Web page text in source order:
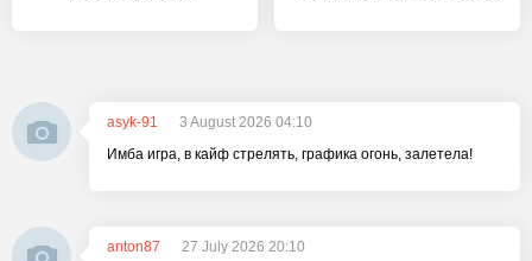
asyk-91
3 August 2026 04:10
Имба игра, в кайф стрелять, графика огонь, залетела!
anton87
27 July 2026 20:10